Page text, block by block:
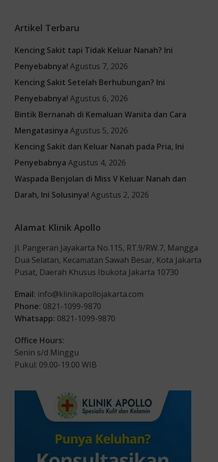
Artikel Terbaru
Kencing Sakit tapi Tidak Keluar Nanah? Ini
Penyebabnya! Agustus 7, 2026
Kencing Sakit Setelah Berhubungan? Ini
Penyebabnya! Agustus 6, 2026
Bintik Bernanah di Kemaluan Wanita dan Cara
Mengatasinya Agustus 5, 2026
Kencing Sakit dan Keluar Nanah pada Pria, Ini
Penyebabnya Agustus 4, 2026
Waspada Benjolan di Miss V Keluar Nanah dan
Darah, Ini Solusinya! Agustus 2, 2026
Alamat Klinik Apollo
Jl. Pangeran Jayakarta No.115, RT.9/RW.7, Mangga
Dua Selatan, Kecamatan Sawah Besar, Kota Jakarta
Pusat, Daerah Khusus Ibukota Jakarta 10730
Email: info@klinikapollojakarta.com
Phone: 0821-1099-9870
Whatsapp: 0821-1099-9870
Office Hours:
Senin s/d Minggu
Pukul: 09.00-19.00 WIB